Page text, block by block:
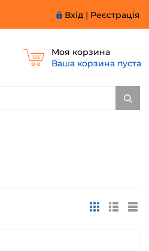
Вхід | Реєстрація
Моя корзина
Ваша корзина пуста